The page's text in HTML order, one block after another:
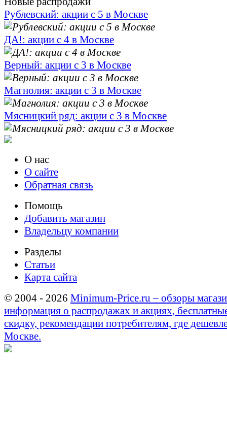
Рублевский: акции с 5 в Москве
ДА!: акции с 4 в Москве
Верный: акции с 3 в Москве
Магнолия: акции с 3 в Москве
Мясницкий ряд: акции с 3 в Москве
О нас
О сайте
Обратная связь
Помощь
Добавить магазин
Владельцу компании
Разделы
Статьи
Карта сайта
© 2004 - 2026 Minimum-Price.ru – обзоры
информация о распродажах и акциях,
скидку, рекомендации потребителям, где
Москве.